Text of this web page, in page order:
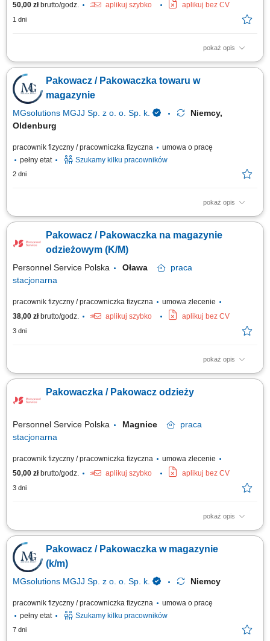
50,00 złbrutto/godz. aplikuj szybko aplikuj bez CV
1 dni
pokaż opis
Opis stanowiska: Kompletowanie zamówień zgodnie z listą produktów.
Pakowanie odzieży oraz przygotowywanie przesyłek do wysyłki. Obsługa
skanera magazynowego podczas realizacji zleceń. Dbanie o porządek i
bezpieczeństwo na stanowisku pracy.
Pakowacz / Pakowaczka towaru w
magazynie
MGsolutions MGJJ Sp. z o. o. Sp. k.
Niemcy,
Oldenburg
pracownik fizyczny / pracowniczka fizyczna
umowa o pracę
pełny etat
Szukamy kilku pracowników
2 dni
pokaż opis
Opis stanowiska Proste prace przy pakowaniu towaru niewymagające
pomocnicze;Pakowacz / Pakowaczka na magazynie
odzieżowym (K/M)
Personnel Service Polska Oława
praca
stacjonarna
pracownik fizyczny / pracowniczka fizyczna
umowa zlecenie
38,00 złbrutto/godz. aplikuj szybko aplikuj bez CV
3 dni
pokaż opis
Zadania: Kompletacja zamówień; Pakowanie i przygotowanie towaru do
(pon-ndz) 6-17:45/ 18-5:45; Praca chodząca (nabijamy kroki⁠⁠⁠⁠) Mile
widziane zaangażowanie i chęć do nauki; Doświadczenie nie jest
Pakowaczka / Pakowacz odzieży
Personnel Service Polska Magnice
praca
stacjonarna
pracownik fizyczny / pracowniczka fizyczna
umowa zlecenie
50,00 złbrutto/godz. aplikuj szybko aplikuj bez CV
3 dni
pokaż opis
Zadania: Kompletowanie zamówień zgodnie z wytycznymi. Pakowanie
odzieży i przygotowywanie przesyłek do wysyłki. Obsługa skanera
magazynowego. Utrzymywanie porządku na stanowisku pracy.
Wymagania: Gotowość do pracy zmianowej 5/2 (pon-ndz) 6-16:45, 18-
4:45 (45min przerwy) Gotowość do pracy...
Pakowacz / Pakowaczka w magazynie
(k/m)
MGsolutions MGJJ Sp. z o. o. Sp. k. Niemcy
pracownik fizyczny / pracowniczka fizyczna
umowa o pracę
pełny etat
Szukamy kilku pracowników
7 dni